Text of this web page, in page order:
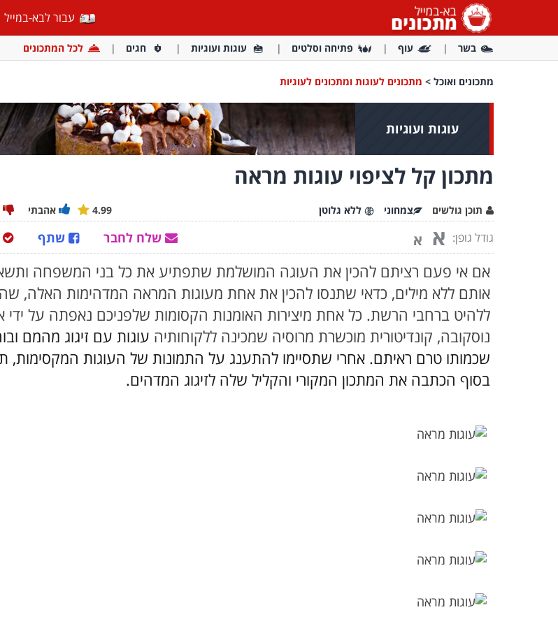
עבור לבא-במייל
בשר עוף פתיחה וסלטים עוגות ועוגיות חגים לכל המתכונים
מתכונים ואוכל > מתכונים לעוגות ומתכונים לעוגיות
עוגות ועוגיות
מתכון קל לציפוי עוגות מראה
תוכן גולשים צמחוני ללא גלוטן אהבתי 4.99
גודל גופן: א א שתף שלח לחבר
אם אי פעם רציתם להכין את העוגה המושלמת שתפתיע את כל בני המשפחה
אותם ללא מילים, כדאי שתנסו להכין את אחת מעוגות המראה המדהימות האלה,
ללהיט ברחבי הרשת. כל אחת מיצירות האומנות הקסומות שלפניכם נאפתה על ידי
נוסקובה, קונדיטורית מוכשרת מרוסיה שמכינה ללקוחותיה עוגות עם זיגוג מהמם
שכמותו טרם ראיתם. אחרי שתסיימו להתענג על התמונות של העוגות המקסימות,
בסוף הכתבה את המתכון המקורי והקליל שלה לזיגוג המדהים.